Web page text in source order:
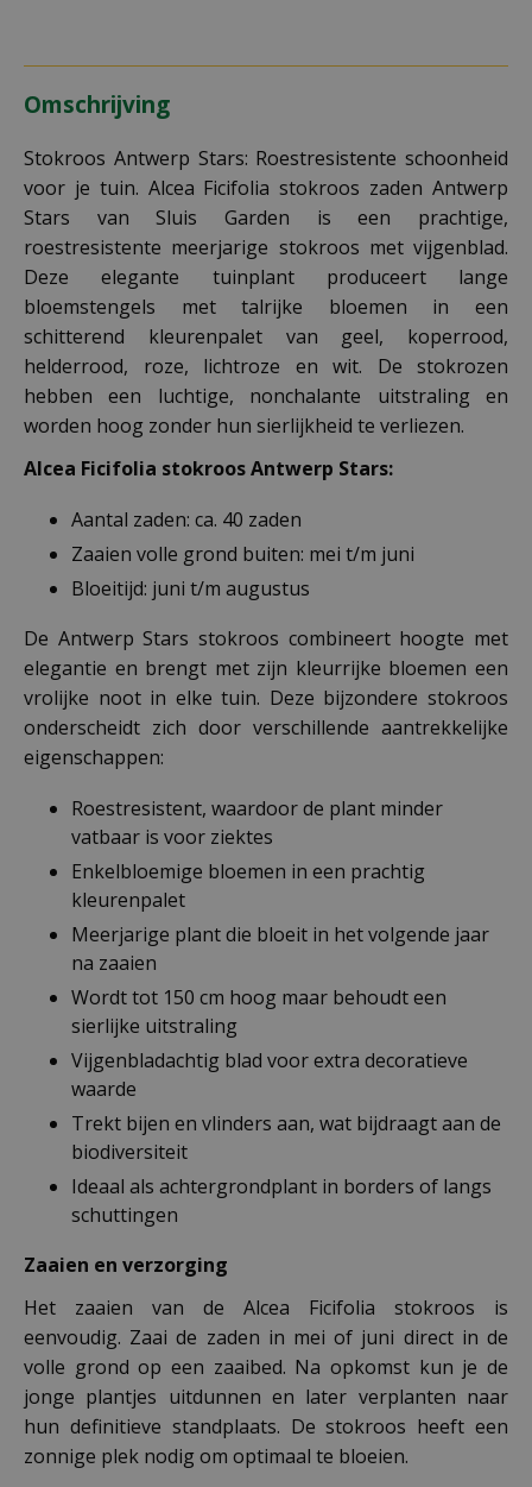
Omschrijving
Stokroos Antwerp Stars: Roestresistente schoonheid
voor je tuin. Alcea Ficifolia stokroos zaden Antwerp
Stars van Sluis Garden is een prachtige,
roestresistente meerjarige stokroos met vijgenblad.
Deze elegante tuinplant produceert lange
bloemstengels met talrijke bloemen in een
schitterend kleurenpalet van geel, koperrood,
helderrood, roze, lichtroze en wit. De stokrozen
hebben een luchtige, nonchalante uitstraling en
worden hoog zonder hun sierlijkheid te verliezen.
Alcea Ficifolia stokroos Antwerp Stars:
Aantal zaden: ca. 40 zaden
Zaaien volle grond buiten: mei t/m juni
Bloeitijd: juni t/m augustus
De Antwerp Stars stokroos combineert hoogte met
elegantie en brengt met zijn kleurrijke bloemen een
vrolijke noot in elke tuin. Deze bijzondere stokroos
onderscheidt zich door verschillende aantrekkelijke
eigenschappen:
Roestresistent, waardoor de plant minder
vatbaar is voor ziektes
Enkelbloemige bloemen in een prachtig
kleurenpalet
Meerjarige plant die bloeit in het volgende jaar
na zaaien
Wordt tot 150 cm hoog maar behoudt een
sierlijke uitstraling
Vijgenbladachtig blad voor extra decoratieve
waarde
Trekt bijen en vlinders aan, wat bijdraagt aan de
biodiversiteit
Ideaal als achtergrondplant in borders of langs
schuttingen
Zaaien en verzorging
Het zaaien van de Alcea Ficifolia stokroos is
eenvoudig. Zaai de zaden in mei of juni direct in de
volle grond op een zaaibed. Na opkomst kun je de
jonge plantjes uitdunnen en later verplanten naar
hun definitieve standplaats. De stokroos heeft een
zonnige plek nodig om optimaal te bloeien.